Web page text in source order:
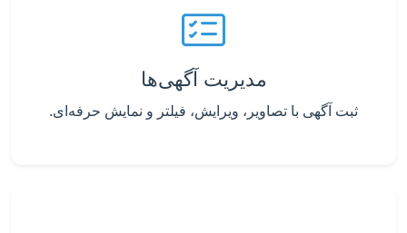
مدیریت آگهی‌ها
ثبت آگهی با تصاویر، ویرایش، فیلتر و نمایش حرفه‌ای.